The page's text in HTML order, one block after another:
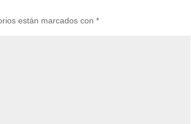
están marcados con*